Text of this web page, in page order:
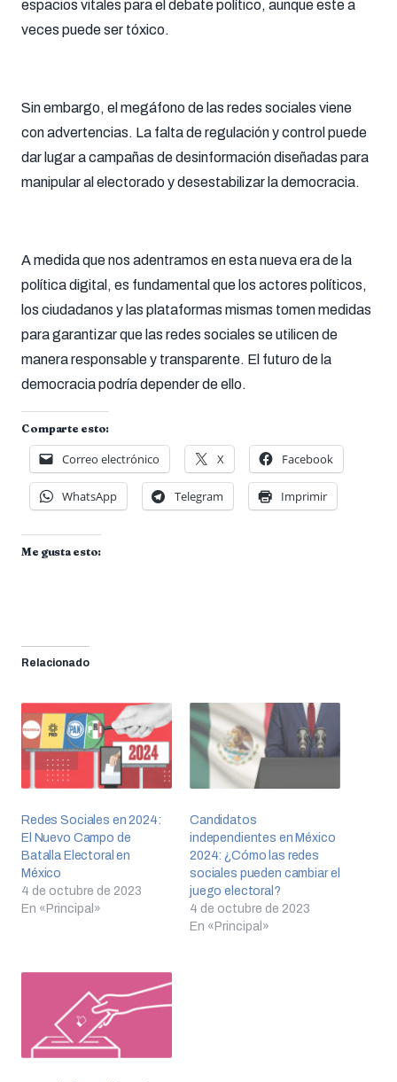
espacios vitales para el debate político, aunque este a
veces puede ser tóxico.
Sin embargo, el megáfono de las redes sociales viene
con advertencias. La falta de regulación y control puede
dar lugar a campañas de desinformación diseñadas para
manipular al electorado y desestabilizar la democracia.
A medida que nos adentramos en esta nueva era de la
política digital, es fundamental que los actores políticos,
los ciudadanos y las plataformas mismas tomen medidas
para garantizar que las redes sociales se utilicen de
manera responsable y transparente. El futuro de la
democracia podría depender de ello.
Comparte esto:
Correo electrónico X Facebook
WhatsApp Telegram Imprimir
Me gusta esto:
Relacionado
Redes Sociales en 2024:
El Nuevo Campo de
Batalla Electoral en
México
4 de octubre de 2023
En «Principal»
Candidatos
independientes en México
2024: ¿Cómo las redes
sociales pueden cambiar el
juego electoral?
4 de octubre de 2023
En «Principal»